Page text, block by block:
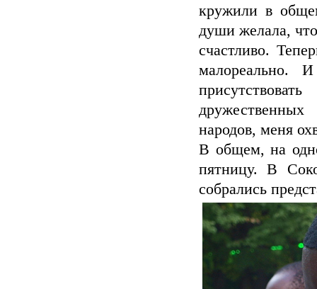
кружили в
души желала,
счастливо.
малореально.
народов, меня
В общем, на
пятницу. В
собрались